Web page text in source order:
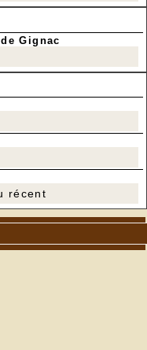
Gignac
récent